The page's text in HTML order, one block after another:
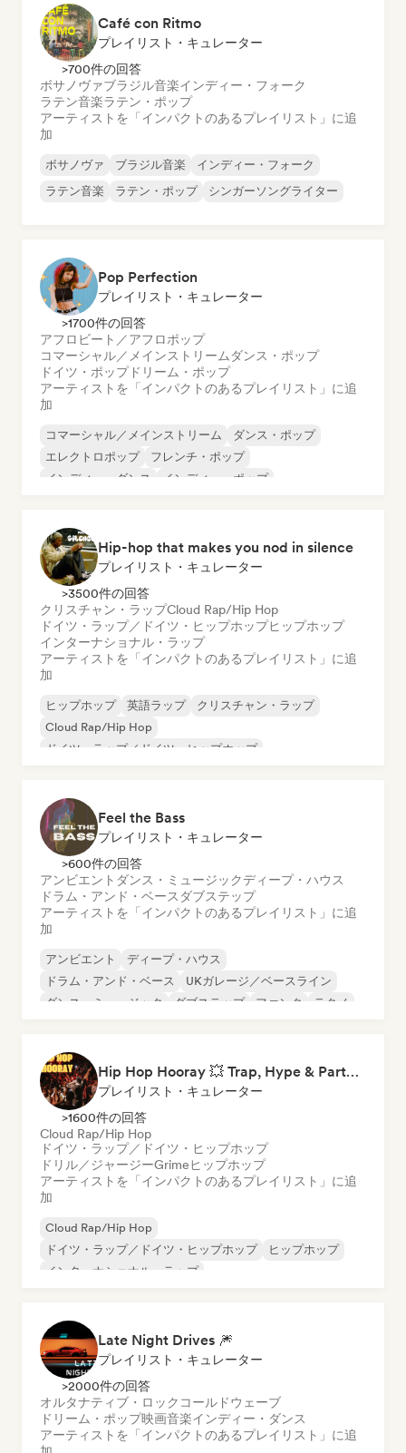
Café con Ritmo
プレイリスト・キュレーター
>700件の回答
ボサノヴァブラジル音楽インディー・フォーク
ラテン音楽ラテン・ポップ
アーティストを「インパクトのあるプレイリスト」に追
加
ボサノヴァ ブラジル音楽
インディー・フォーク
ラテン音楽
ラテン・ポップ シンガーソングライター
Pop Perfection
プレイリスト・キュレーター
>1700件の回答
アフロビート／アフロポップ
コマーシャル／メインストリーム ダンス・ポップ
ドイツ・ポップドリーム・ポップ
アーティストを「インパクトのあるプレイリスト」に追
加
コマーシャル／メインストリーム
ダンス・ポップ
エレクトロポップ
フレンチ・ポップ
インディー・ダンス
インディー・ポップ
Hip-hop that makes you nod in silence
プレイリスト・キュレーター
>3500件の回答
クリスチャン・ラップCloud Rap/Hip Hop
ドイツ・ラップ／ドイツ・ヒップホップヒップホップ
インターナショナル・ラップ
アーティストを「インパクトのあるプレイリスト」に追
加
ヒップホップ 英語ラップ
クリスチャン・ラップ
Cloud Rap/Hip Hop
ドイツ・ラップ／ドイツ・ヒップホップ
Feel the Bass
プレイリスト・キュレーター
>600件の回答
アンビエント ダンス・ミュージックディープ・ハウス
ドラム・アンド・ベース ダブステップ
アーティストを「インパクトのあるプレイリスト」に追
加
アンビエント
ディープ・ハウス
ドラム・アンド・ベース
UKガレージ／ベースライン
ダンス・ミュージック
ダブステップ ファンク テクノ
Hip Hop Hooray 💥 Trap, Hype & Party Rap Bangers
プレイリスト・キュレーター
>1600件の回答
Cloud Rap/Hip Hop
ドイツ・ラップ／ドイツ・ヒップホップ
ドリル／ジャージーGrimeヒップホップ
アーティストを「インパクトのあるプレイリスト」に追
加
Cloud Rap/Hip Hop
ドイツ・ラップ／ドイツ・ヒップホップ
ヒップホップ
インターナショナル・ラップ
Late Night Drives 🎆
プレイリスト・キュレーター
>2000件の回答
オルタナティブ・ロック コールドウェーブ
ドリーム・ポップ映画音楽インディー・ダンス
アーティストを「インパクトのあるプレイリスト」に追